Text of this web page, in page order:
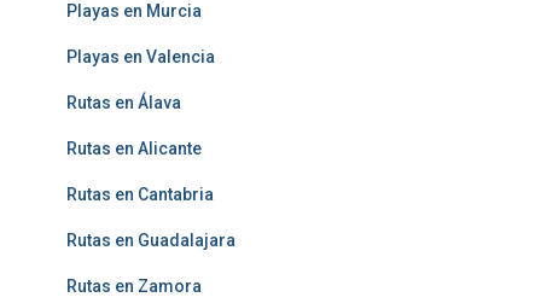
Playas en Murcia
Playas en Valencia
Rutas en Álava
Rutas en Alicante
Rutas en Cantabria
Rutas en Guadalajara
Rutas en Zamora